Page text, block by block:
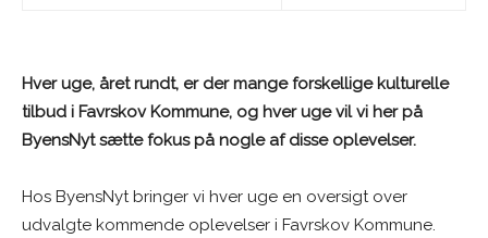
Hver uge, året rundt, er der mange forskellige kulturelle
tilbud i Favrskov Kommune, og hver uge vil vi her på
ByensNyt sætte fokus på nogle af disse oplevelser.
Hos ByensNyt bringer vi hver uge en oversigt over
udvalgte kommende oplevelser i Favrskov Kommune.